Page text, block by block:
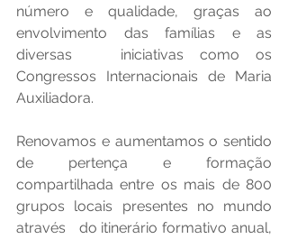
número e qualidade, graças ao
envolvimento das famílias e as
diversas   iniciativas como os
Congressos Internacionais de Maria
Auxiliadora.
Renovamos e aumentamos o sentido
de pertença e formação
compartilhada entre os mais de 800
grupos locais presentes no mundo
através   do itinerário formativo anual,